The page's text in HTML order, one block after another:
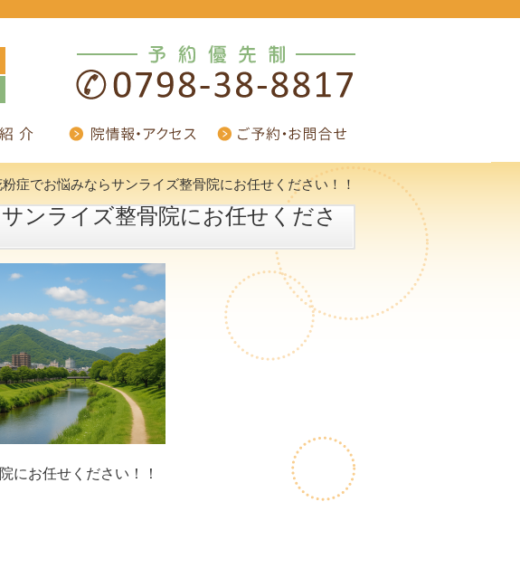
症でお悩みならサンライズ整骨院にお任せください！！
ンライズ整骨院にお任せくださ
にお任せください！！